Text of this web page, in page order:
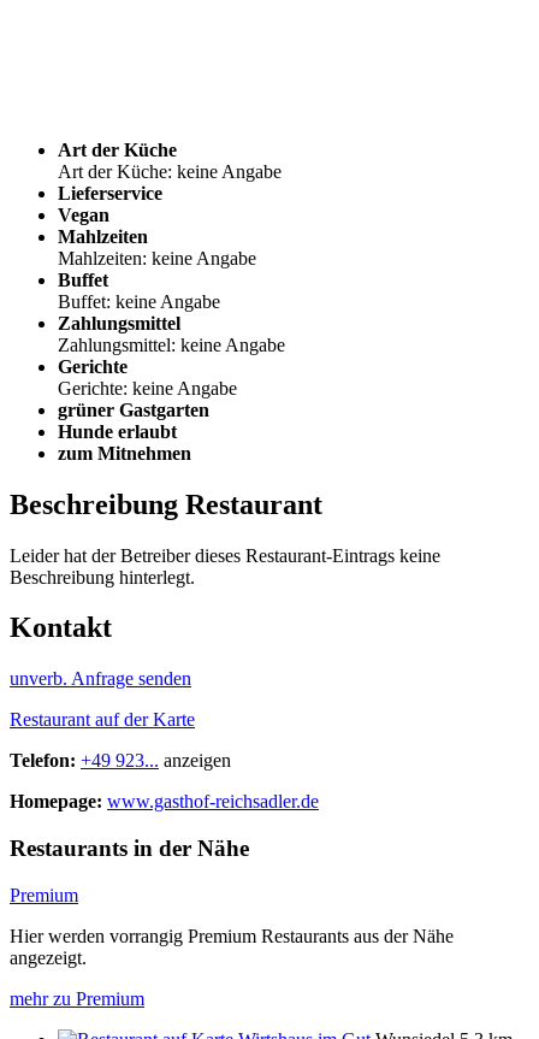
Art der Küche
Art der Küche: keine Angabe
Lieferservice
Vegan
Mahlzeiten
Mahlzeiten: keine Angabe
Buffet
Buffet: keine Angabe
Zahlungsmittel
Zahlungsmittel: keine Angabe
Gerichte
Gerichte: keine Angabe
grüner Gastgarten
Hunde erlaubt
zum Mitnehmen
Beschreibung Restaurant
Leider hat der Betreiber dieses Restaurant-Eintrags keine
Beschreibung hinterlegt.
Kontakt
unverb. Anfrage senden
Restaurant auf der Karte
Telefon: +49 923... anzeigen
Homepage: www.gasthof-reichsadler.de
Restaurants in der Nähe
Premium
Hier werden vorrangig Premium Restaurants aus der Nähe
angezeigt.
mehr zu Premium